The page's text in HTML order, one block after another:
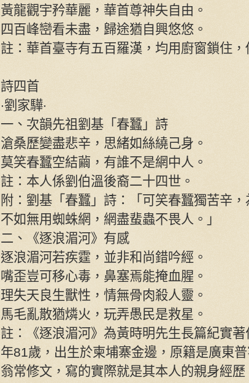
黃龍觀宇矜華麗，華首尊神失自由。
四百峰巒看未盡，歸途猶自興悠悠。
註：華首臺寺有五百羅漢，均用廚窗鎖住，
詩四首
‧劉家驊‧
一、次韻先祖劉基「春蠶」詩
滄桑歷變盡悲辛，思緒如絲繞己身。
莫笑春蠶空結繭，有誰不是網中人。
註：本人係劉伯溫後裔二十四世。
附：劉基「春蠶」詩：「可笑春蠶獨苦辛，
不如無用蜘蛛網，網盡蜚蟲不畏人。」
二、《逐浪湄河》有感
逐浪湄河若疾霆，並非和尚錯吟經。
嘴歪豈可移心毒，鼻塞焉能掩血腥。
理失天良生獸性，情無骨肉殺人靈。
馬毛亂散猶燐火，玩弄愚民是救星。
註：《逐浪湄河》為黃時明先生長篇紀實
年81歲，出生於柬埔寨金邊，原籍是廣東
翁常修文，寫的實際就是其本人的親身經歷